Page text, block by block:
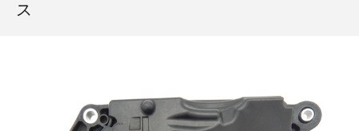
オプション品（17）
安定化電源ユニット（8）
ドイツ車（211）
その他（8）
スウェーデン車（45）
イモビライザーOFF（1）
ス